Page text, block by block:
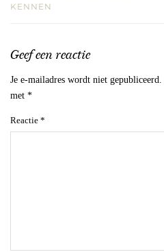
KENNEN
Geef een reactie
Je e-mailadres wordt niet gepubliceerd.
met *
Reactie *